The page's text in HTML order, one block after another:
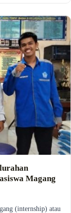
Magang
(internship) atau